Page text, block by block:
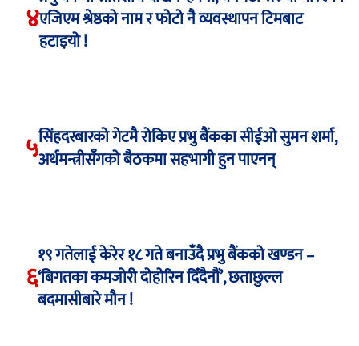
४एजिएम श्रेष्ठको नाम र फोटो नै व्यवस्थापन टिमबाट
हटाइयो !
५सिंहदरबारको गेटमै रोकिए प्रभु बैंकका सीईओ सुमन शर्मा,
अर्थमन्त्रीसँगको बैठकमा सहभागी हुन पाएनन्
६
१९ गतेलाई केरेर १८ गते बनाउँदै प्रभु बैंकको खण्डन –
‘बिगतका कमजोरी दोहोरिन दिँदैनौं’, छताछुल्ल
बदमासीबारे मौन !